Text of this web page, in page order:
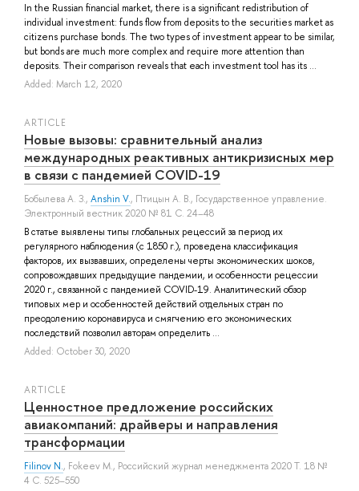
In the Russian financial market, there is a significant redistribution of
individual investment: funds flow from deposits to the securities market as
citizens purchase bonds. The two types of investment appear to be similar,
but bonds are much more complex and require more attention than
deposits. Their comparison reveals that each investment tool has its ...
Added: March 12, 2020
ARTICLE
Новые вызовы: сравнительный анализ
международных реактивных антикризисных мер
в связи с пандемией COVID-19
Бобылева А. З., Anshin V., Птицын А. В., Государственное управление.
Электронный вестник 2020 № 81 С. 24–48
В статье выявлены типы глобальных рецессий за период их
регулярного наблюдения (с 1850 г.), проведена классификация
факторов, их вызвавших, определены черты экономических шоков,
сопровождавших предыдущие пандемии, и особенности рецессии
2020 г., связанной с пандемией COVID-19. Аналитический обзор
типовых мер и особенностей действий отдельных стран по
преодолению коронавируса и смягчению его экономических
последствий позволил авторам определить ...
Added: October 30, 2020
ARTICLE
Ценностное предложение российских
авиакомпаний: драйверы и направления
трансформации
Filinov N., Fokeev M., Российский журнал менеджмента 2020 Т. 18 №
4 С. 525–550